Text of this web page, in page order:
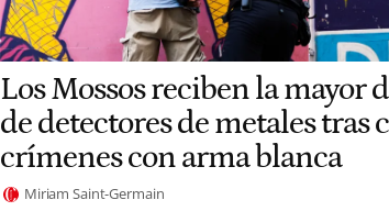
Los Mossos reciben la mayor
de detectores de metales tras
crímenes con arma blanca
Miriam Saint-Germain